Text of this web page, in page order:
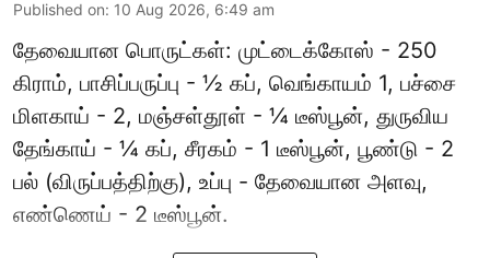
Published on: 10 Aug 2026, 6:49 am
தேவையான பொருட்கள்: முட்டைக்கோஸ் - 250
கிராம், பாசிப்பருப்பு - ½ கப், வெங்காயம் 1, பச்சை
மிளகாய் - 2, மஞ்சள்தூள் - ¼ டீஸ்பூன், துருவிய
தேங்காய் - ¼ கப், சீரகம் - 1 டீஸ்பூன், பூண்டு - 2
பல் (விருப்பத்திற்கு), உப்பு - தேவையான அளவு,
எண்ணெய் - 2 டீஸ்பூன்.